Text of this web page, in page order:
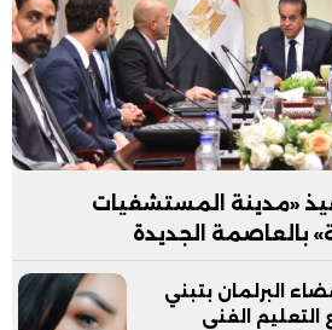
«مدينة المستشفيات
بالعاصمة الجديدة
البرلمان بتبني
الفني